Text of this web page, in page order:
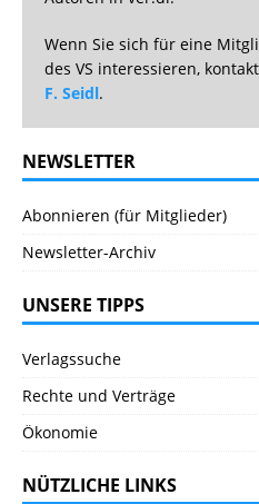
Wenn Sie sich für eine
des VS interessieren,
F. Seidl.
NEWSLETTER
Abonnieren (für Mitglieder)
Newsletter-Archiv
UNSERE TIPPS
Verlagssuche
Rechte und Verträge
Ökonomie
NÜTZLICHE LINKS